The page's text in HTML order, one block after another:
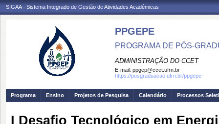
SIGAA - Sistema Integrado de Gestão de Atividades Acadêmicas
PPGEPE
PROGRAMA DE PÓS-
ADMINISTRAÇÃO DO CCET
E-mail: ppgep@ccet.ufrn.br
https://posgraduacao.ufrn.br/ppgepe
Programa Ensino Projetos de Pesquisa Calendário Processos
I Desafio Tecnológico em